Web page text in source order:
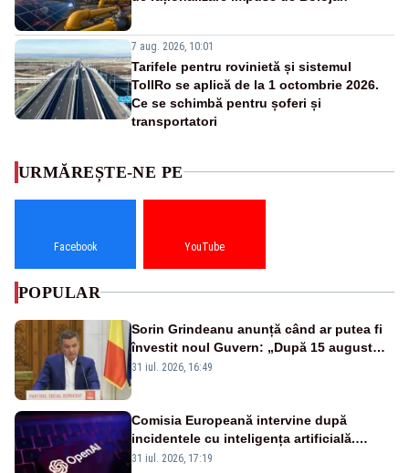
7 aug. 2026, 10:01
Tarifele pentru rovinietă și sistemul
TollRo se aplică de la 1 octombrie 2026.
Ce se schimbă pentru șoferi și
transportatori
URMĂREȘTE-NE PE
Facebook YouTube
POPULAR
Sorin Grindeanu anunță când ar putea fi
învestit noul Guvern: „După 15 august
sunt șanse mai mari”
31 iul. 2026, 16:49
Comisia Europeană intervine după
incidentele cu inteligența artificială.
OpenAI și Anthropic, vizate
31 iul. 2026, 17:19